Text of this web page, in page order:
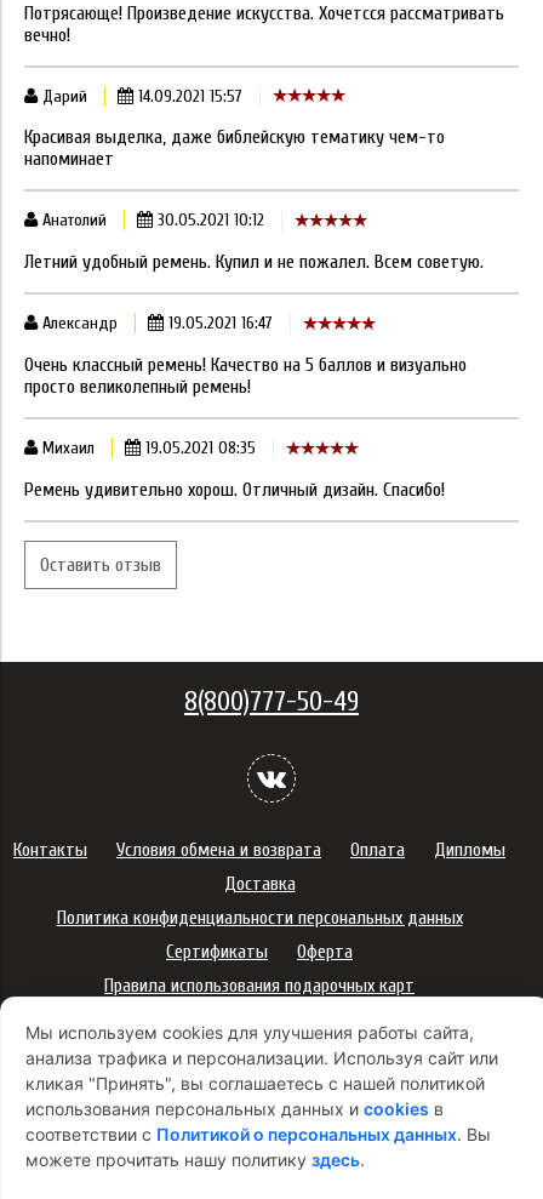
Потрясающе! Произведение искусства. Хочетсся рассматривать
вечно!
Дарий 14.09.2021 15:57
Красивая выделка, даже библейскую тематику чем-то
напоминает
Анатолий 30.05.2021 10:12
Летний удобный ремень. Купил и не пожалел. Всем советую.
Александр 19.05.2021 16:47
Очень классный ремень! Качество на 5 баллов и визуально
просто великолепный ремень!
Михаил 19.05.2021 08:35
Ремень удивительно хорош. Отличный дизайн. Спасибо!
Оставить отзыв
Мы используем cookies для улучшения работы сайта,
анализа трафика и персонализации. Используя сайт или
кликая "Принять", вы соглашаетесь с нашей политикой
использования персональных данных и cookies в
соответствии с Политикой о персональных данных. Вы
можете прочитать нашу политику здесь.
8(800)777-50-49
Контакты Условия обмена и возврата Оплата
Дипломы
Доставка
Политика конфиденциальности персональных данных
Сертификаты
Оферта
Правила использования подарочных карт
Условия использования Cookie-файлов
Согласие на рекламную рассылку